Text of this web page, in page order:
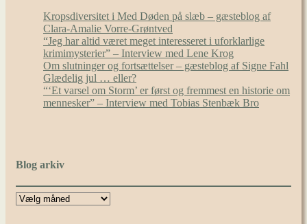
Kropsdiversitet i Med Døden på slæb – gæsteblog af
Clara-Amalie Vorre-Grøntved
“Jeg har altid været meget interesseret i uforklarlige
krimimysterier” – Interview med Lene Krog
Om slutninger og fortsættelser – gæsteblog af Signe Fahl
Glædelig jul … eller?
“‘Et varsel om Storm’ er først og fremmest en historie om
mennesker” – Interview med Tobias Stenbæk Bro
Blog arkiv